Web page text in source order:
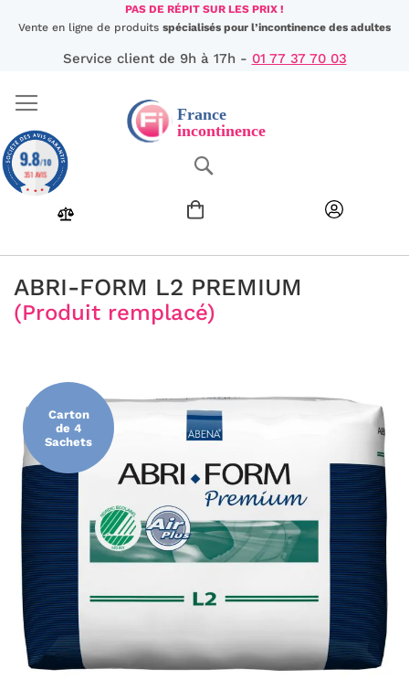
Aller
au
PAS DE RÉPIT SUR LES PRIX !
Vente en ligne de produits spécialisés pour l’incontinence des adultes
Service client de 9h à 17h - 01 77 37 70 03
ABRI-FORM L2 PREMIUM
(Produit remplacé)
fin
de
galerie
d’images
Carton
de 4
Sachets
9.8/10
351 AVIS